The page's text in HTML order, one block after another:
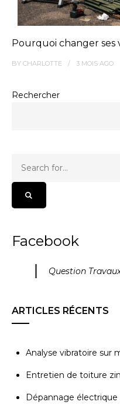
Pourquoi changer
BY CHARLOTTE 3 MOIS AGO
Rechercher
Facebook
Question
ARTICLES RÉCENTS
Analyse vibratoire sur
Entretien de toiture
Dépannage